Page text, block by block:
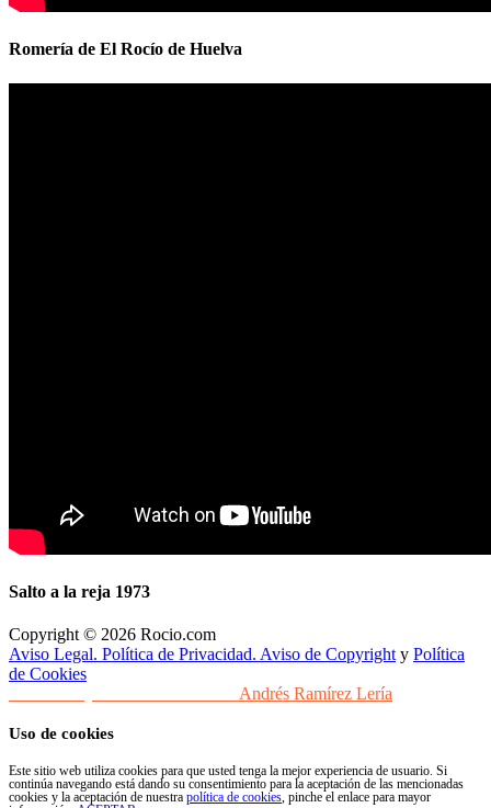
Romería de El Rocío de Huelva
Salto a la reja 1973
Copyright © 2026 Rocio.com
Aviso Legal. Política de Privacidad. Aviso de Copyright y Política
de Cookies
Andrés Ramírez Lería
Uso de cookies
Este sitio web utiliza cookies para que usted tenga la mejor experiencia de usuario. Si
continúa navegando está dando su consentimiento para la aceptación de las mencionadas
cookies y la aceptación de nuestra política de cookies, pinche el enlace para mayor